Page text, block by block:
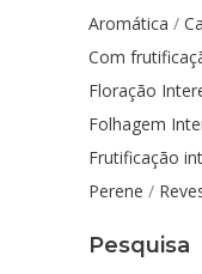
Aromática
Com
Floração
Folhagem
Frutificação
Perene
Pesquisa